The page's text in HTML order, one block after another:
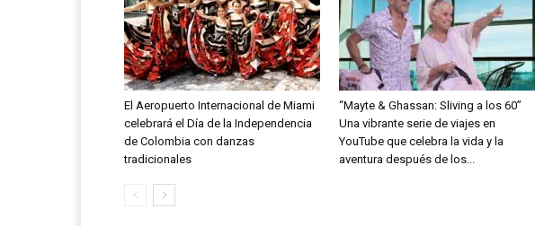
El Aeropuerto Internacional de Miami
celebrará el Día de la Independencia
de Colombia con danzas
tradicionales
“Mayte & Ghassan: Sliving a los 60”
Una vibrante serie de viajes en
YouTube que celebra la vida y la
aventura después de los...